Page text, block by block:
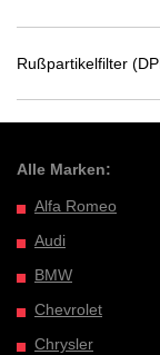
Rußpartikelfilter
Alle Marken:
Alfa Romeo
Audi
BMW
Chevrolet
Chrysler